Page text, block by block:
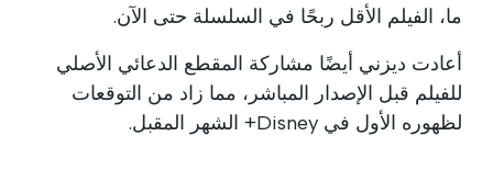
ما، الفيلم الأقل ربحًا في السلسلة حتى الآن.
أعادت ديزني أيضًا مشاركة المقطع الدعائي الأصلي
للفيلم قبل الإصدار المباشر، مما زاد من التوقعات
لظهوره الأول في Disney+ الشهر المقبل.